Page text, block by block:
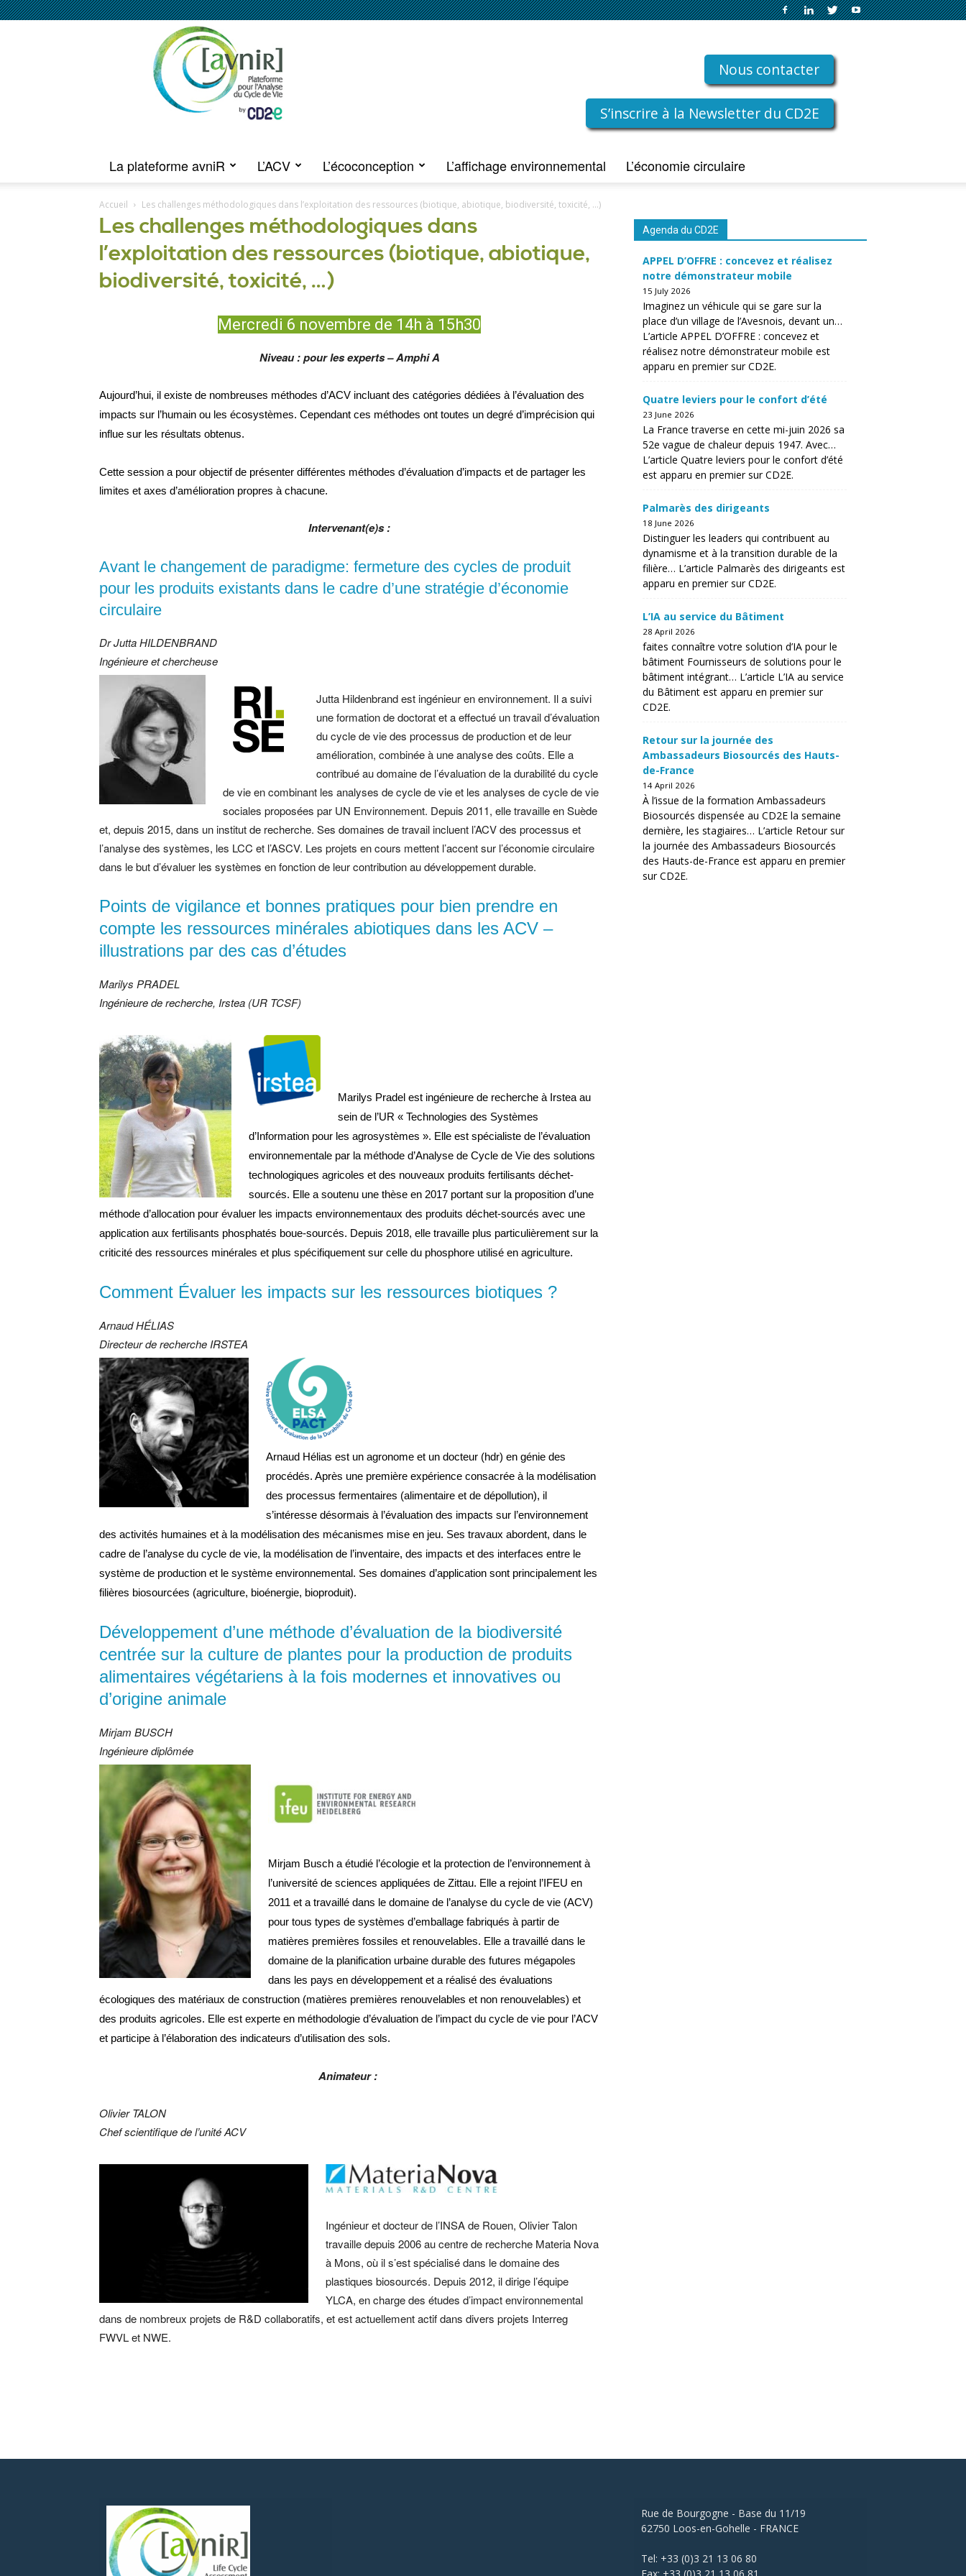
Nous contacter
S’inscrire à la Newsletter du CD2E
La plateforme avniR L’ACV L’écoconception L’affichage environnemental L’économie circulaire
Accueil Les challenges méthodologiques dans l’exploitation des ressources (biotique, abiotique, biodiversité, toxicité, …)
Les challenges méthodologiques dans
l’exploitation des ressources (biotique, abiotique,
biodiversité, toxicité, …)
Mercredi 6 novembre de 14h à 15h30
Niveau : pour les experts – Amphi A
Aujourd’hui, il existe de nombreuses méthodes d’ACV incluant des catégories dédiées à l’évaluation des
impacts sur l’humain ou les écosystèmes. Cependant ces méthodes ont toutes un degré d’imprécision qui
influe sur les résultats obtenus.
Cette session a pour objectif de présenter différentes méthodes d’évaluation d’impacts et de partager les
limites et axes d’amélioration propres à chacune.
Intervenant(e)s :
Avant le changement de paradigme: fermeture des cycles de produit
pour les produits existants dans le cadre d’une stratégie d’économie
circulaire
Dr Jutta HILDENBRAND
Ingénieure et chercheuse
Jutta Hildenbrand est ingénieur en environnement. Il a suivi
une formation de doctorat et a effectué un travail d’évaluation
du cycle de vie des processus de production et de leur
amélioration, combinée à une analyse des coûts. Elle a
contribué au domaine de l’évaluation de la durabilité du cycle
de vie en combinant les analyses de cycle de vie et les analyses de cycle de vie
sociales proposées par UN Environnement. Depuis 2011, elle travaille en Suède
et, depuis 2015, dans un institut de recherche. Ses domaines de travail incluent l’ACV des processus et
l’analyse des systèmes, les LCC et l’ASCV. Les projets en cours mettent l’accent sur l’économie circulaire
dans le but d’évaluer les systèmes en fonction de leur contribution au développement durable.
Points de vigilance et bonnes pratiques pour bien prendre en
compte les ressources minérales abiotiques dans les ACV –
illustrations par des cas d’études
Marilys PRADEL
Ingénieure de recherche, Irstea (UR TCSF)
Marilys Pradel est ingénieure de recherche à Irstea au
sein de l’UR « Technologies des Systèmes
d’Information pour les agrosystèmes ». Elle est spécialiste de l’évaluation
environnementale par la méthode d’Analyse de Cycle de Vie des solutions
technologiques agricoles et des nouveaux produits fertilisants déchet-
sourcés. Elle a soutenu une thèse en 2017 portant sur la proposition d’une
méthode d’allocation pour évaluer les impacts environnementaux des produits déchet-sourcés avec une
application aux fertilisants phosphatés boue-sourcés. Depuis 2018, elle travaille plus particulièrement sur la
criticité des ressources minérales et plus spécifiquement sur celle du phosphore utilisé en agriculture.
Comment Évaluer les impacts sur les ressources biotiques ?
Arnaud HÉLIAS
Directeur de recherche IRSTEA
Arnaud Hélias est un agronome et un docteur (hdr) en génie des
procédés. Après une première expérience consacrée à la modélisation
des processus fermentaires (alimentaire et de dépollution), il
s’intéresse désormais à l’évaluation des impacts sur l’environnement
des activités humaines et à la modélisation des mécanismes mise en jeu. Ses travaux abordent, dans le
cadre de l’analyse du cycle de vie, la modélisation de l’inventaire, des impacts et des interfaces entre le
système de production et le système environnemental. Ses domaines d’application sont principalement les
filières biosourcées (agriculture, bioénergie, bioproduit).
Développement d’une méthode d’évaluation de la biodiversité
centrée sur la culture de plantes pour la production de produits
alimentaires végétariens à la fois modernes et innovatives ou
d’origine animale
Mirjam BUSCH
Ingénieure diplômée
Mirjam Busch a étudié l’écologie et la protection de l’environnement à
l’université de sciences appliquées de Zittau. Elle a rejoint l’IFEU en
2011 et a travaillé dans le domaine de l’analyse du cycle de vie (ACV)
pour tous types de systèmes d’emballage fabriqués à partir de
matières premières fossiles et renouvelables. Elle a travaillé dans le
domaine de la planification urbaine durable des futures mégapoles
dans les pays en développement et a réalisé des évaluations
écologiques des matériaux de construction (matières premières renouvelables et non renouvelables) et
des produits agricoles. Elle est experte en méthodologie d’évaluation de l’impact du cycle de vie pour l’ACV
et participe à l’élaboration des indicateurs d’utilisation des sols.
Animateur :
Olivier TALON
Chef scientifique de l’unité ACV
Ingénieur et docteur de l’INSA de Rouen, Olivier Talon
travaille depuis 2006 au centre de recherche Materia Nova
à Mons, où il s’est spécialisé dans le domaine des
plastiques biosourcés. Depuis 2012, il dirige l’équipe
YLCA, en charge des études d’impact environnemental
dans de nombreux projets de R&D collaboratifs, et est actuellement actif dans divers projets Interreg
FWVL et NWE.
Agenda du CD2E
APPEL D’OFFRE : concevez et réalisez
notre démonstrateur mobile
15 July 2026
Imaginez un véhicule qui se gare sur la
place d’un village de l’Avesnois, devant un…
L’article APPEL D’OFFRE : concevez et
réalisez notre démonstrateur mobile est
apparu en premier sur CD2E.
Quatre leviers pour le confort d’été
23 June 2026
La France traverse en cette mi-juin 2026 sa
52e vague de chaleur depuis 1947. Avec…
L’article Quatre leviers pour le confort d’été
est apparu en premier sur CD2E.
Palmarès des dirigeants
18 June 2026
Distinguer les leaders qui contribuent au
dynamisme et à la transition durable de la
filière… L’article Palmarès des dirigeants est
apparu en premier sur CD2E.
L’IA au service du Bâtiment
28 April 2026
faites connaître votre solution d’IA pour le
bâtiment Fournisseurs de solutions pour le
bâtiment intégrant… L’article L’IA au service
du Bâtiment est apparu en premier sur
CD2E.
Retour sur la journée des
Ambassadeurs Biosourcés des Hauts-
de-France
14 April 2026
À l’issue de la formation Ambassadeurs
Biosourcés dispensée au CD2E la semaine
dernière, les stagiaires… L’article Retour sur
la journée des Ambassadeurs Biosourcés
des Hauts-de-France est apparu en premier
sur CD2E.
Rue de Bourgogne - Base du 11/19
62750 Loos-en-Gohelle - FRANCE
Tel: +33 (0)3 21 13 06 80